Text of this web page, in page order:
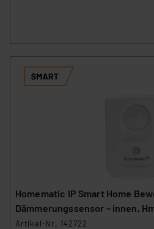
Homematic IP Smart Home
Dämmerungssensor – innen,
Artikel-Nr. 142722